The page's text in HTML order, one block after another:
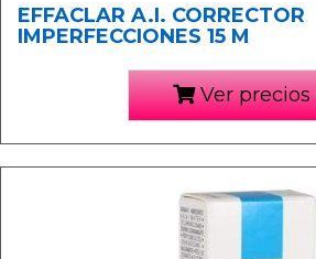
EFFACLAR A.I. CORRECTOR
IMPERFECCIONES 15 M
Ver